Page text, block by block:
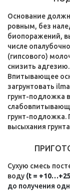
Основание
ровным, без
биопоражений,
числе
(гипсового)
снизить адгезию.
Впитывающее
загрунтовать
грунт-подложка
грунт-подложка.
высыхания
Сухую смесь
воду (t = +10…+25
до получения